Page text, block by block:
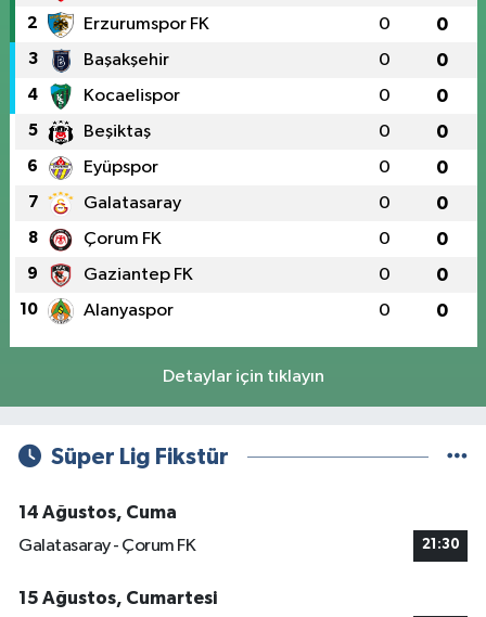
2 Erzurumspor FK 0 0
3 Başakşehir 0 0
4 Kocaelispor 0 0
5 Beşiktaş 0 0
6 Eyüpspor 0 0
7 Galatasaray 0 0
8 Çorum FK 0 0
9 Gaziantep FK 0 0
10 Alanyaspor 0 0
Detaylar için tıklayın
Süper Lig Fikstür
14 Ağustos, Cuma
Galatasaray - Çorum FK
21:30
15 Ağustos, Cumartesi